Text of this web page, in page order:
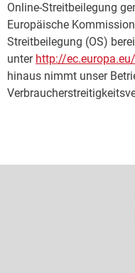
Online-Streitbeilegung
Europäische
Streitbeilegung (OS)
unter http://
hinaus nimmt unser